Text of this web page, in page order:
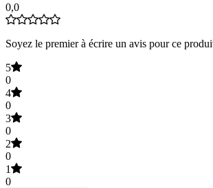
0,0
Soyez le premier à écrire un avis pour ce
5
0
4
0
3
0
2
0
1
0